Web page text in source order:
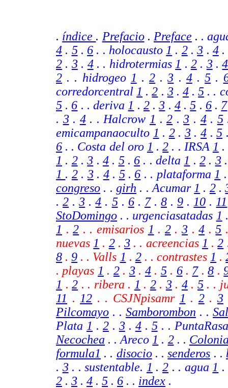
. índice . Prefacio. Preface . .
4 . 5. 6 . . holocausto 1 . 2.3 . 4.
2 . 3. 4. . hidrotermias 1 . 2. 3.4
2 . . hidrogeo 1 .2 .3 . 4.5 .
corredorcentral 1 .2 . 3. 4.5 . .
5 . 6 . . deriva 1 . 2.3 . 4.5 . 6. 7
. 3. 4. . Halcrow 1 .2 .3 . 4. 5
emicampanaoculto 1 . 2. 3. 4 .5
6 . . Costa del oro 1 .2 . . IRSA 1 .
1 . 2.3 . 4. 5. 6 . . delta 1 . 2 . 3
1 . 2. 3. 4 . 5. 6 . . plataforma 1
congreso . . girh . . Acumar 1 . 2.
.2 .3 .4 . 5. 6. 7.8 .9 . 10 . 11
StoDomingo . . urgenciasatadas 1
1 .2 . . emisarios 1 . 2.3 .4 .5
nuevas 1 . 2.3 . . acreencias 1 .2
8 .9 . . Valls 1 . 2. . contrastes 1 .
. playas 1 . 2. 3. 4. 5. 6. 7.8 .
1 .2 . . ribera . 1 . 2. 3. 4. 5. .
11 . 12 . . CSJNpisamr 1 . 2. 3
Pilcomayo . . Samborombon . .
Plata 1 . 2. 3. 4. 5. .
Necochea . . Areco 1 . 2. .
formula1 . . disocio. .senderos . .
. 3. . sustentable. 1 .2 . . agua 1 .
2 . 3 . 4 . 5 . 6 . . index .